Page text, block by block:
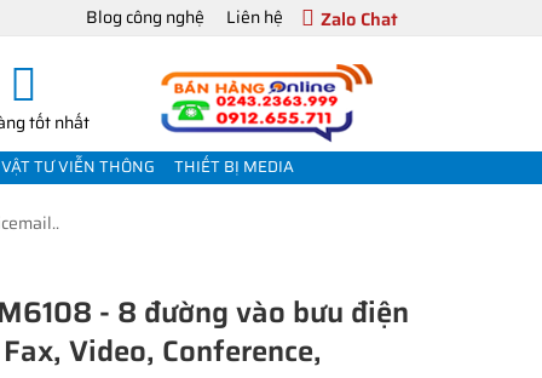
Blog công nghệ Liên hệ Zalo Chat
tốt nhất
VẬT TƯ VIỄN THÔNG THIẾT BỊ MEDIA
- 8 đường vào bưu điện
Video, Conference,